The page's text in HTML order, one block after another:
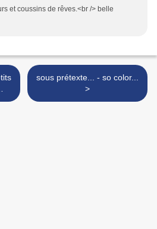
et coussins de rêves.<br /> belle
sous prétexte... - so color...
>